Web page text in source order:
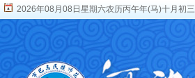
2026年08月08日星期六农历丙午年(马)十月初三